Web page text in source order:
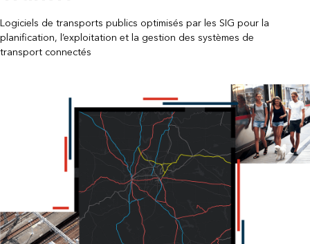
Logiciels de transports publics optimisés par les SIG pour la
planification, l’exploitation et la gestion des systèmes de
transport connectés